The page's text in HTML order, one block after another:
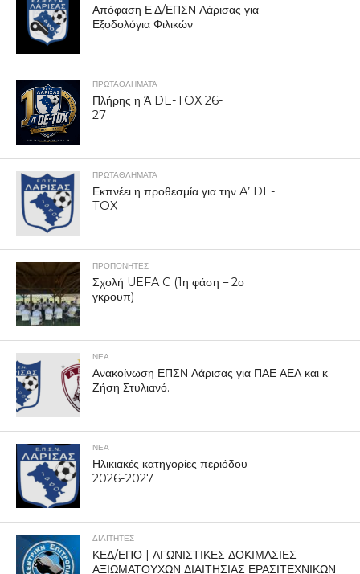
Απόφαση Ε.Δ/ΕΠΣΝ Λάρισας για
Εξοδολόγια Φιλικών
ΠΡΩΤΑΘΛΉΜΑΤΑ
Πλήρης η Ά DE-TOX 26-
27
ΠΡΩΤΑΘΛΉΜΑΤΑ
Εκπνέει η προθεσμία για την A’ DE-
TOX
ΠΡΟΠΟΝΗΤΈΣ
Σχολή UEFA C (1η φάση – 2ο
γκρουπ)
ΝΕΑ
Ανακοίνωση ΕΠΣΝ Λάρισας για ΠΑΕ ΑΕΛ και κ.
Ζήση Στυλιανό.
ΝΕΑ
Ηλικιακές κατηγορίες περιόδου
2026-2027
ΔΙΑΙΤΗΤΕΣ
ΚΕΔ/ΕΠΟ | ΑΓΩΝΙΣΤΙΚΕΣ ΔΟΚΙΜΑΣΙΕΣ
ΑΞΙΩΜΑΤΟΥΧΩΝ ΔΙΑΙΤΗΣΙΑΣ ΕΡΑΣΙΤΕΧΝΙΚΩΝ